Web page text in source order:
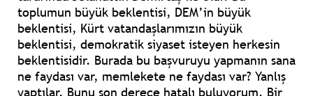
toplumun büyük beklentisi, DEM’in büyük
beklentisi, Kürt vatandaşlarımızın büyük
beklentisi, demokratik siyaset isteyen herkesin
beklentisidir. Burada bu başvuruyu yapmanın sana
ne faydası var, memlekete ne faydası var? Yanlış
yaptılar. Bunu son derece hatalı buluyorum. Bir